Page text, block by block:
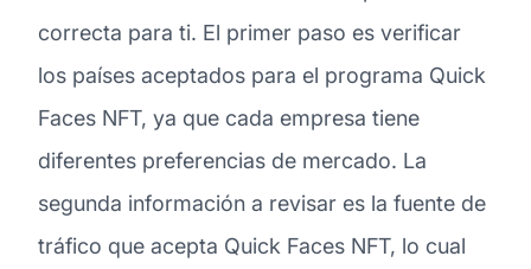
correcta para ti. El primer paso es verificar
los países aceptados para el programa Quick
Faces NFT, ya que cada empresa tiene
diferentes preferencias de mercado. La
segunda información a revisar es la fuente de
tráfico que acepta Quick Faces NFT, lo cual